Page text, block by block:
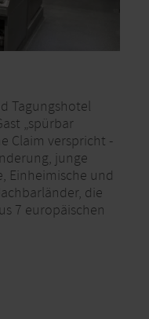
Tagungshotel
„spürbar
Claim verspricht -
junge
Einheimische und
die
7 europäischen